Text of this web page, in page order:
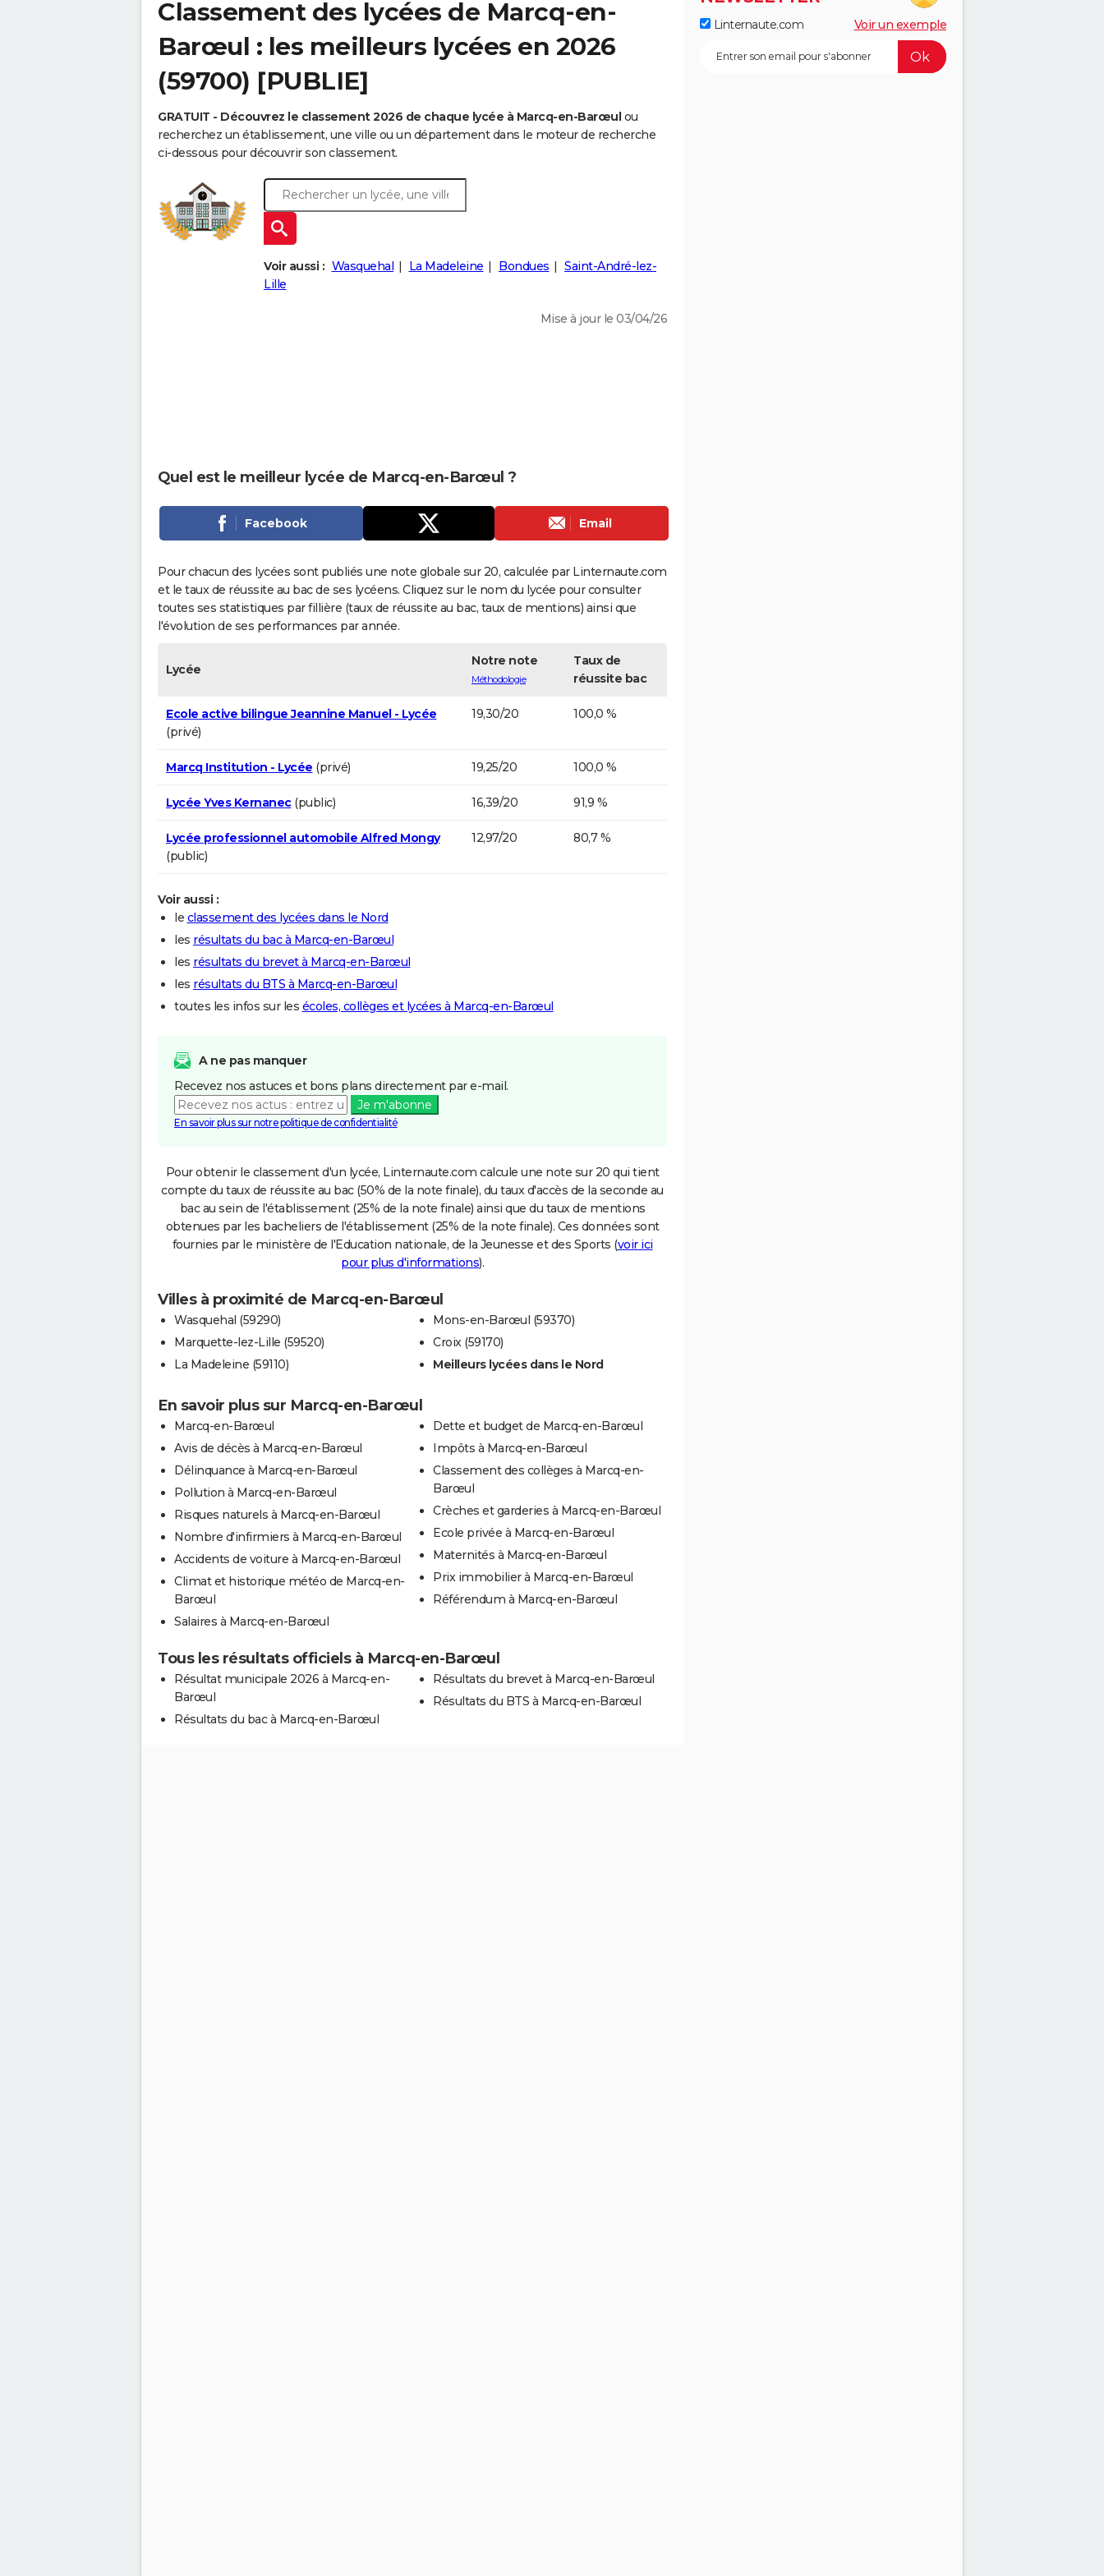
Classement des lycées de Marcq-en-
Barœul : les meilleurs lycées en 2026
(59700) [PUBLIE]
GRATUIT - Découvrez le classement 2026 de chaque lycée à Marcq-en-Barœul ou
recherchez un établissement, une ville ou un département dans le moteur de recherche
ci-dessous pour découvrir son classement.
Voir aussi : Wasquehal La Madeleine Bondues
Saint-André-lez-
Lille
Mise à jour le 03/04/26
Quel est le meilleur lycée de Marcq-en-Barœul ?
Facebook Email
Pour chacun des lycées sont publiés une note globale sur 20, calculée par Linternaute.com
et le taux de réussite au bac de ses lycéens. Cliquez sur le nom du lycée pour consulter
toutes ses statistiques par fillière (taux de réussite au bac, taux de mentions) ainsi que
l'évolution de ses performances par année.
Lycée
Notre note
Méthodologie
Taux de
réussite bac
Ecole active bilingue Jeannine Manuel - Lycée
(privé)
19,30/20 100,0 %
Marcq Institution - Lycée (privé) 19,25/20 100,0 %
Lycée Yves Kernanec(public) 16,39/20 91,9 %
Lycée professionnel automobile Alfred Mongy
(public)
12,97/20 80,7 %
Voir aussi :
le classement des lycées dans le Nord
les résultats du bac à Marcq-en-Barœul
les résultats du brevet à Marcq-en-Barœul
les résultats du BTS à Marcq-en-Barœul
toutes les infos sur les écoles, collèges et lycées à Marcq-en-Barœul
A ne pas manquer
Recevez nos astuces et bons plans directement par e-mail.
Je m'abonne
En savoir plus sur notre politique de confidentialité
Pour obtenir le classement d'un lycée, Linternaute.com calcule une note sur 20 qui tient
compte du taux de réussite au bac (50% de la note finale), du taux d'accès de la seconde au
bac au sein de l'établissement (25% de la note finale) ainsi que du taux de mentions
obtenues par les bacheliers de l'établissement (25% de la note finale). Ces données sont
fournies par le ministère de l'Education nationale, de la Jeunesse et des Sports (voir ici
pour plus d'informations).
Villes à proximité de Marcq-en-Barœul
Wasquehal (59290)
Marquette-lez-Lille (59520)
La Madeleine (59110)
Mons-en-Barœul (59370)
Croix (59170)
Meilleurs lycées dans le Nord
En savoir plus sur Marcq-en-Barœul
Marcq-en-Barœul
Avis de décès à Marcq-en-Barœul
Délinquance à Marcq-en-Barœul
Pollution à Marcq-en-Barœul
Risques naturels à Marcq-en-Barœul
Nombre d'infirmiers à Marcq-en-Barœul
Accidents de voiture à Marcq-en-Barœul
Climat et historique météo de Marcq-en-
Barœul
Salaires à Marcq-en-Barœul
Dette et budget de Marcq-en-Barœul
Impôts à Marcq-en-Barœul
Classement des collèges à Marcq-en-
Barœul
Crèches et garderies à Marcq-en-Barœul
Ecole privée à Marcq-en-Barœul
Maternités à Marcq-en-Barœul
Prix immobilier à Marcq-en-Barœul
Référendum à Marcq-en-Barœul
Tous les résultats officiels à Marcq-en-Barœul
Résultat municipale 2026 à Marcq-en-
Barœul
Résultats du bac à Marcq-en-Barœul
Résultats du brevet à Marcq-en-Barœul
Résultats du BTS à Marcq-en-Barœul
Linternaute.com Voir un exemple